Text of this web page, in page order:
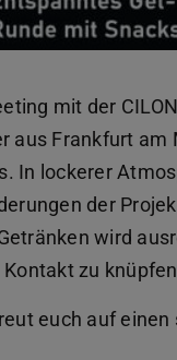
mit der
aus Frankfurt
In lockerer
der
wird
zu
euch auf